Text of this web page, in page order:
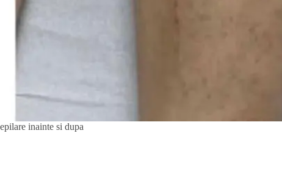
epilare inainte si dupa